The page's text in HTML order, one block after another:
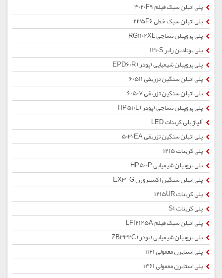
پلی اتیلن سبک فیلم 3020F9
پلی اتیلن سبک خطی 235F6
پلی پروپیلن نساجی RG1102XL
پلی بوتادین رابر 1210S
پلی پروپیلن شیمیایی (پودر) EPD60R
پلی اتیلن سنگین تزریقی 60511
پلی اتیلن سنگین تزریقی 60507
پلی پروپیلن نساجی (پودر) HP510L
آلیاژ پلی کربنات LED
پلی اتیلن سنگین تزریقی 5030EA
پلی کربنات 1215
پلی پروپیلن شیمیایی HP500P
پلی اتیلن سنگین اکستروژن EX3-G
پلی کربنات 1215UR
پلی کربنات S1
پلی اتیلن سبک فیلم LFI2125A
پلی پروپیلن شیمیایی (پودر) ZB332C
پلی استایرن معمولی 1161
پلی استایرن معمولی 1461